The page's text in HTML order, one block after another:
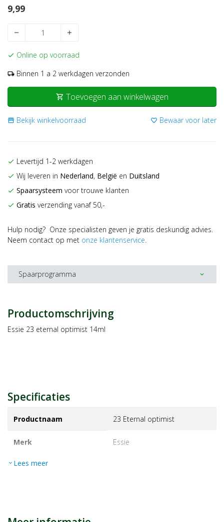
9,99
remove add
check Online op voorraad
local_shipping Binnen 1 a 2 werkdagen verzonden
shopping_cart Toevoegen aan winkelwagen
storefront Bekijk winkelvoorraad favorite_border Bewaar voor later
check Levertijd 1-2 werkdagen
check Wij leveren in Nederland, België en Duitsland
check Spaarsysteem voor trouwe klanten
check Gratis verzending vanaf 50,-
Hulp nodig? Onze specialisten geven je gratis deskundig advies.
Neem contact op met onze klantenservice.
Spaarprogramma expand_more
Productomschrijving
Essie 23 eternal optimist 14ml
Specificaties
Productnaam 23 Eternal optimist
Merk essie
EAN
expand_more Lees meer